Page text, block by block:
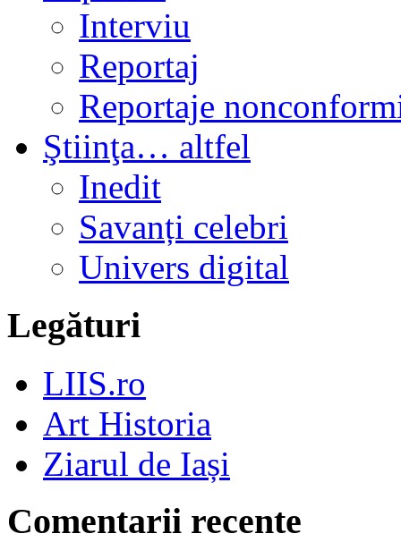
Interviu
Reportaj
Reportaje
Ştiinţa… altfel
Inedit
Savanți celebri
Univers digital
Legături
LIIS.ro
Art Historia
Ziarul de Iași
Comentarii recente